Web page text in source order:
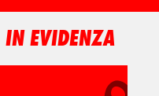
IN EVIDENZA